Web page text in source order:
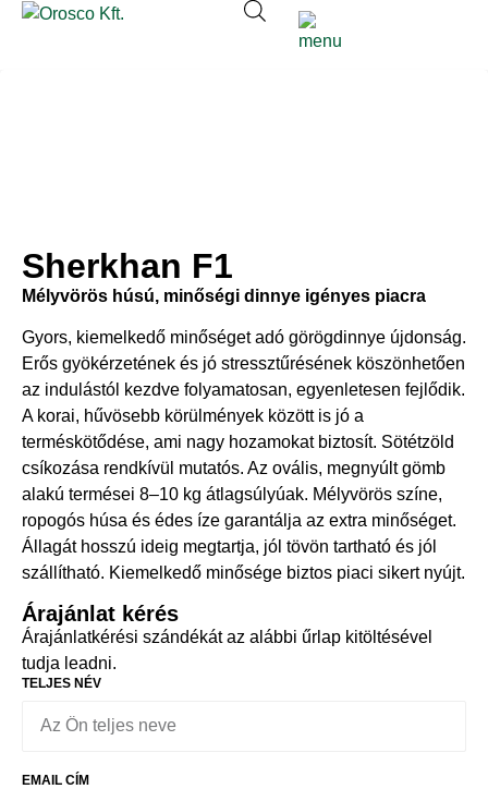
Sherkhan F1
Mélyvörös húsú, minőségi dinnye igényes piacra
Gyors, kiemelkedő minőséget adó görögdinnye újdonság.
Erős gyökérzetének és jó stressztűrésének köszönhetően
az indulástól kezdve folyamatosan, egyenletesen fejlődik.
A korai, hűvösebb körülmények között is jó a
terméskötődése, ami nagy hozamokat biztosít. Sötétzöld
csíkozása rendkívül mutatós. Az ovális, megnyúlt gömb
alakú termései 8–10 kg átlagsúlyúak. Mélyvörös színe,
ropogós húsa és édes íze garantálja az extra minőséget.
Állagát hosszú ideig megtartja, jól tövön tartható és jól
szállítható. Kiemelkedő minősége biztos piaci sikert nyújt.
Árajánlat kérés
Árajánlatkérési szándékát az alábbi űrlap kitöltésével
tudja leadni.
TELJES NÉV
EMAIL CÍM